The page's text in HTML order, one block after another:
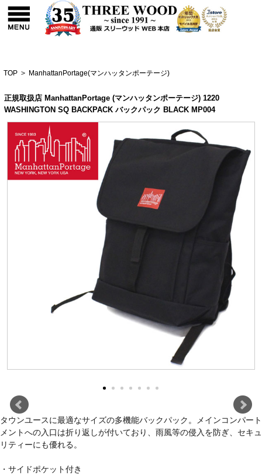
TOP > ManhattanPortage(マンハッタンポーテージ)
正規取扱店 ManhattanPortage (マンハッタンポーテージ) 1220
WASHINGTON SQ BACKPACK バックパック BLACK MP004
タウンユースに最適なサイズの多機能バックパック。メインコンパート
メントへの入口は折り返しが付いており、雨風等の侵入を防ぎ、セキュ
リティーにも優れる。
・サイドポケット付き